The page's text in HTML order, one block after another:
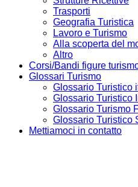
Trasporti
Geografia Turistica
Lavoro e Turismo
Alla scoperta del
Altro
Corsi/Bandi figure
Glossari Turismo
Glossario Turistico
Glossario Turistico
Glossario Turismo
Glossario Turistico
Mettiamoci in contatto